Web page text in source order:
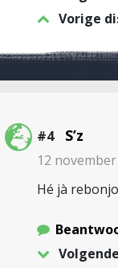
Vorige
#4 S’z
12
Hé jà